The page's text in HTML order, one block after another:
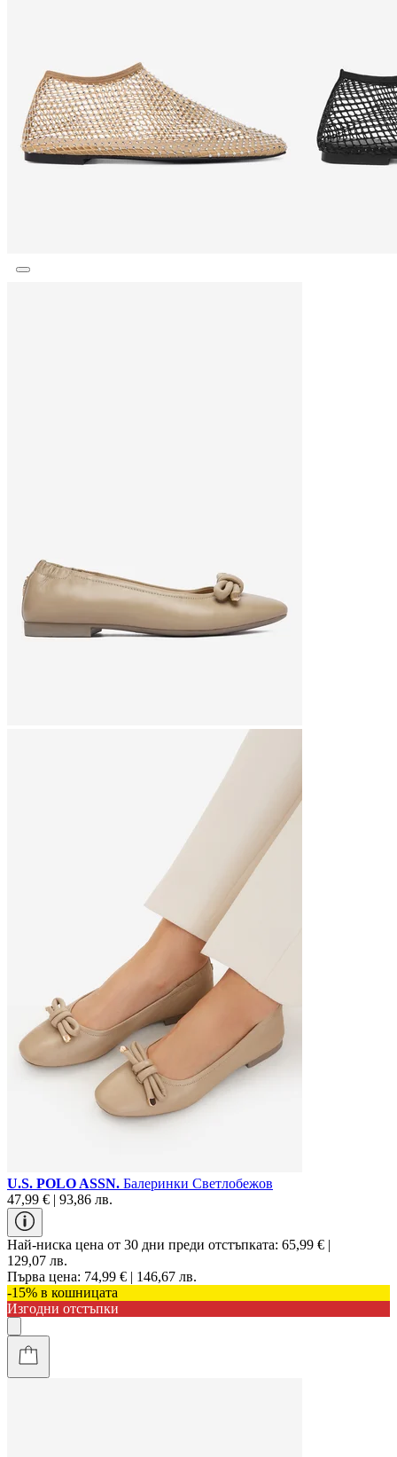
U.S. POLO ASSN. Балеринки Светлобежов
47,99 € | 93,86 лв.
Най-ниска цена от 30 дни преди отстъпката: 65,99 € |
129,07 лв.
Първа цена: 74,99 € | 146,67 лв.
-15% в кошницата
Изгодни отстъпки